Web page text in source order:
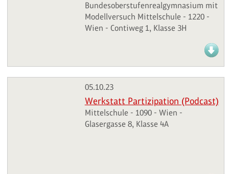
Bundesoberstufenrealgymnasium mit
Modellversuch Mittelschule - 1220 -
Wien - Contiweg 1, Klasse 3H
05.10.23
Werkstatt Partizipation (Podcast)
Mittelschule - 1090 - Wien -
Glasergasse 8, Klasse 4A